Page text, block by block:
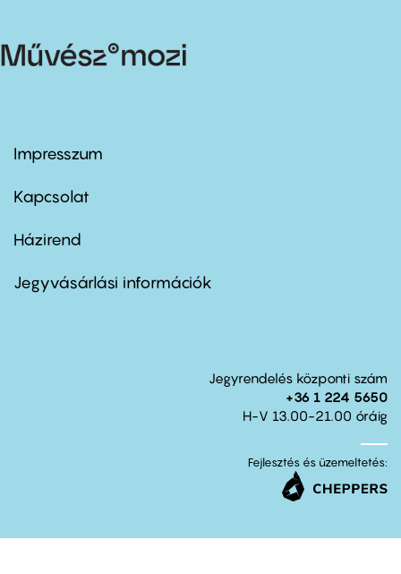
Footer
first
Impresszum
Kapcsolat
Footer
second
Házirend
Jegyvásárlási információk
Jegyrendelés központi szám
+36 1 224 5650
H-V 13.00-21.00 óráig
Fejlesztés és üzemeltetés: